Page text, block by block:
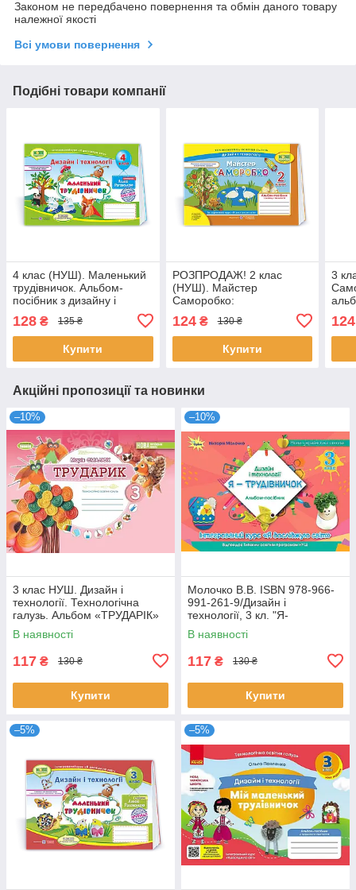
Законом не передбачено повернення та обмін даного товару
належної якості
Всі умови повернення
Подібні товари компанії
4 клас (НУШ). Маленький
трудівничок. Альбом-
посібник з дизайну і
технологій. (Роговська Л.),
Підручники і
128 ₴ 135 ₴
Купити
РОЗПРОДАЖ! 2 клас
(НУШ). Майстер
Саморобко:
дизайну та технологій
(Копитіна Н., Бровченко
124₴ 130 ₴
Купити
3
Н.),
124
Акційні пропозиції та новинки
–10%
3 клас НУШ. Дизайн і
технології. Технологічна
галузь. Альбом «ТРУДАРІК»
(Смалюх М.П.), Генеза
В наявності
117 ₴ 130 ₴
Купити
–10%
Молочко В.В. ISBN 978-966-
991-261-9/Дизайн і
технології, 3 кл. "Я-
Трудівничок"
В наявності
117 ₴ 130 ₴
Купити
–5% –5%